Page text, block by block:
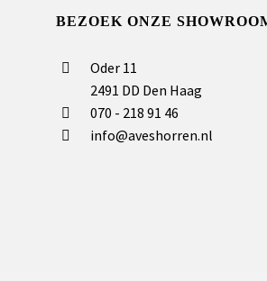
BEZOEK ONZE
Oder 11
2491 DD Den Haag
070 - 218 91 46
info@aveshorren.nl